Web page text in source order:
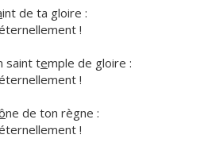
int de ta gloire :
!
saint temple de gloire :
!
ne de ton règne :
!